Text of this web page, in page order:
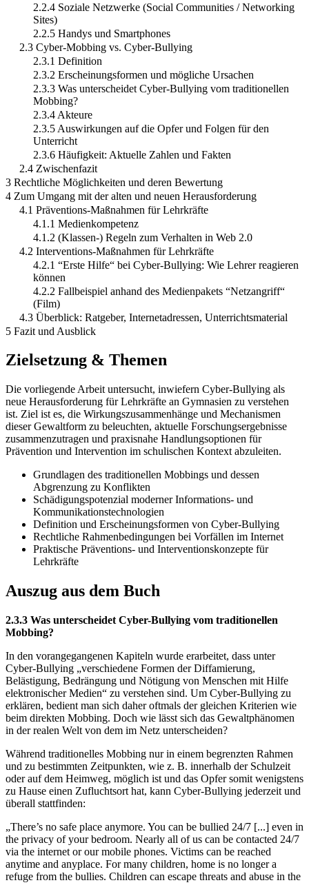
2.2.4 Soziale Netzwerke (Social Communities / Networking
Sites)
2.2.5 Handys und Smartphones
2.3 Cyber-Mobbing vs. Cyber-Bullying
2.3.1 Definition
2.3.2 Erscheinungsformen und mögliche Ursachen
2.3.3 Was unterscheidet Cyber-Bullying vom traditionellen
Mobbing?
2.3.4 Akteure
2.3.5 Auswirkungen auf die Opfer und Folgen für den
Unterricht
2.3.6 Häufigkeit: Aktuelle Zahlen und Fakten
2.4 Zwischenfazit
3 Rechtliche Möglichkeiten und deren Bewertung
4 Zum Umgang mit der alten und neuen Herausforderung
4.1 Präventions-Maßnahmen für Lehrkräfte
4.1.1 Medienkompetenz
4.1.2 (Klassen-) Regeln zum Verhalten in Web 2.0
4.2 Interventions-Maßnahmen für Lehrkräfte
4.2.1 “Erste Hilfe“ bei Cyber-Bullying: Wie Lehrer reagieren
können
4.2.2 Fallbeispiel anhand des Medienpakets “Netzangriff“
(Film)
4.3 Überblick: Ratgeber, Internetadressen, Unterrichtsmaterial
5 Fazit und Ausblick
Zielsetzung & Themen
Die vorliegende Arbeit untersucht, inwiefern Cyber-Bullying als
neue Herausforderung für Lehrkräfte an Gymnasien zu verstehen
ist. Ziel ist es, die Wirkungszusammenhänge und Mechanismen
dieser Gewaltform zu beleuchten, aktuelle Forschungsergebnisse
zusammenzutragen und praxisnahe Handlungsoptionen für
Prävention und Intervention im schulischen Kontext abzuleiten.
Grundlagen des traditionellen Mobbings und dessen
Abgrenzung zu Konflikten
Schädigungspotenzial moderner Informations- und
Kommunikationstechnologien
Definition und Erscheinungsformen von Cyber-Bullying
Rechtliche Rahmenbedingungen bei Vorfällen im Internet
Praktische Präventions- und Interventionskonzepte für
Lehrkräfte
Auszug aus dem Buch
2.3.3 Was unterscheidet Cyber-Bullying vom traditionellen
Mobbing?
In den vorangegangenen Kapiteln wurde erarbeitet, dass unter
Cyber-Bullying „verschiedene Formen der Diffamierung,
Belästigung, Bedrängung und Nötigung von Menschen mit Hilfe
elektronischer Medien“ zu verstehen sind. Um Cyber-Bullying zu
erklären, bedient man sich daher oftmals der gleichen Kriterien wie
beim direkten Mobbing. Doch wie lässt sich das Gewaltphänomen
in der realen Welt von dem im Netz unterscheiden?
Während traditionelles Mobbing nur in einem begrenzten Rahmen
und zu bestimmten Zeitpunkten, wie z. B. innerhalb der Schulzeit
oder auf dem Heimweg, möglich ist und das Opfer somit wenigstens
zu Hause einen Zufluchtsort hat, kann Cyber-Bullying jederzeit und
überall stattfinden:
„There’s no safe place anymore. You can be bullied 24/7 [...] even in
the privacy of your bedroom. Nearly all of us can be contacted 24/7
via the internet or our mobile phones. Victims can be reached
anytime and anyplace. For many children, home is no longer a
refuge from the bullies. Children can escape threats and abuse in the